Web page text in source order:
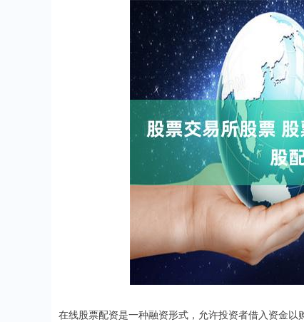
在线股票配资是一种融资形式，允许投资者借入资金